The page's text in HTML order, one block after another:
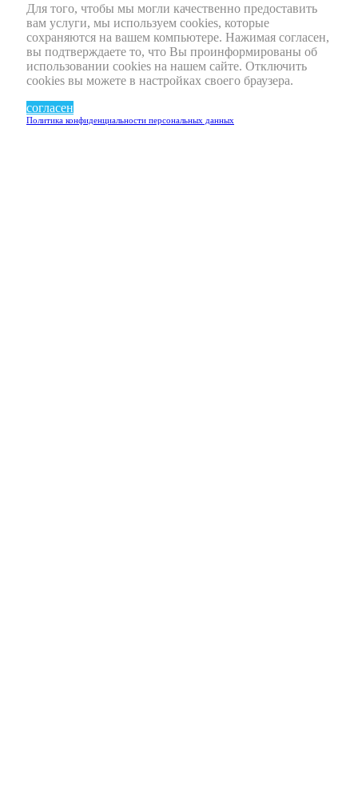
Для того, чтобы мы могли качественно предоставить
вам услуги, мы используем cookies, которые
сохраняются на вашем компьютере. Нажимая согласен,
вы подтверждаете то, что Вы проинформированы об
использовании cookies на нашем сайте. Отключить
cookies вы можете в настройках своего браузера.
согласен
Политика конфиденциальности персональных данных